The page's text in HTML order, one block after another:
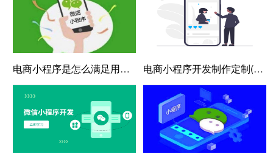
电商小程序是怎么满足用户在功能上的需求？ 电商小程序开发制作定制(电商定制小程序，助您轻松开创商机)